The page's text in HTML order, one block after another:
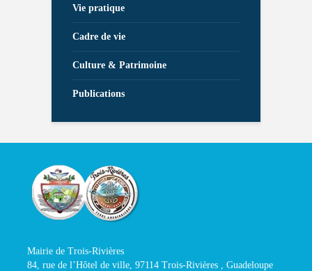
Vie pratique
Cadre de vie
Culture & Patrimoine
Publications
Mairie de Trois-Rivières
84, rue de l’Hôtel de ville, 97114 Trois-Rivières , Guadeloupe